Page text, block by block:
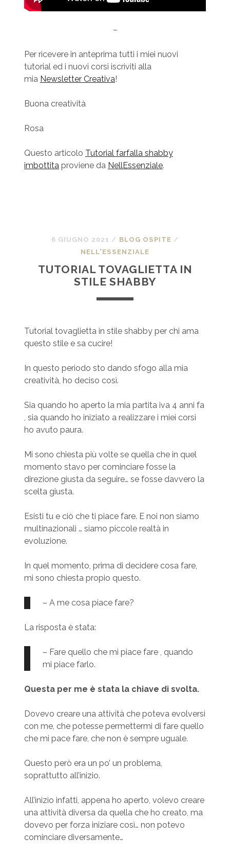
–
Per ricevere in anteprima tutti i miei nuovi
tutorial ed i nuovi corsi iscriviti alla
mia Newsletter Creativa!
Buona creatività
Rosa
Questo articolo Tutorial farfalla shabby
imbottitaproviene da NellEssenziale.
6 GIUGNO 2021 / BLOG OSPITE /
NELL'ESSENZIALE
TUTORIAL TOVAGLIETTA IN
STILE SHABBY
Tutorial tovaglietta in stile shabby per chi ama
questo stile e sa cucire!
In questo periodo sto dando sfogo alla mia
creatività, ho deciso così.
Sia quando ho aperto la mia partita iva 4 anni fa
, sia quando ho iniziato a realizzare i miei corsi
ho avuto paura.
Mi sono chiesta più volte se quella che in quel
momento stavo per cominciare fosse la
direzione giusta da seguire… se fosse davvero la
scelta giusta.
Esisti tu e ciò che ti piace fare. E noi non siamo
multinazionali … siamo piccole realtà in
evoluzione.
In quel momento, prima di decidere cosa fare,
mi sono chiesta propio questo.
– A me cosa piace fare?
La risposta è stata:
– Fare quello che mi piace fare , quando
mi piace farlo.
Questa per me è stata la chiave di svolta.
Dovevo creare una attività che poteva evolversi
con me, che potesse permettermi di fare quello
che mi pace fare, che non è sempre uguale.
Questo però era un po’ un problema,
soprattutto all’inizio.
All’inizio infatti, appena ho aperto, volevo creare
una attività diversa da quella che ho creato, ma
dovevo per forza iniziare così… non potevo
cominciare diversamente…